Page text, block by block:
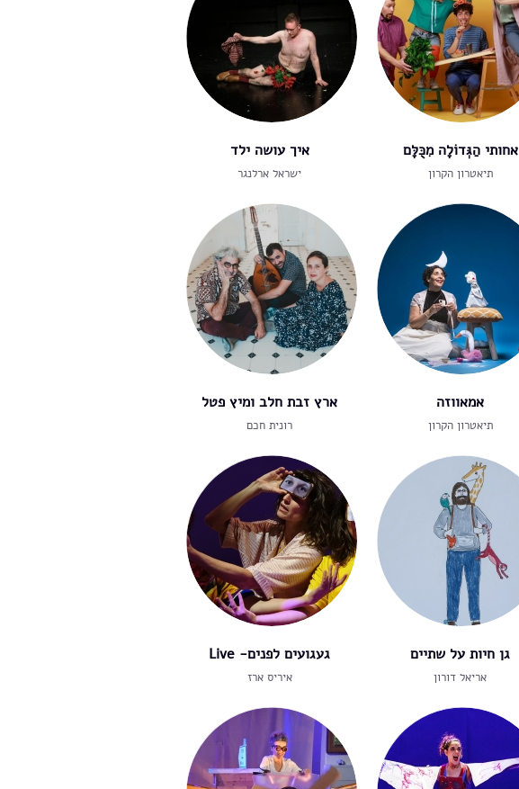
אחותי הַגְּדוֹלָה מִכֻּלָּם
תיאטרון הקרון
איך עושה ילד
ישראל ארלנגר
אמאווזה
תיאטרון הקרון
ארץ זבת חלב ומיץ פטל
רונית חכם
גן חיות על שתיים
אריאל דורון
געגועים לפנים- Live
איריס ארז